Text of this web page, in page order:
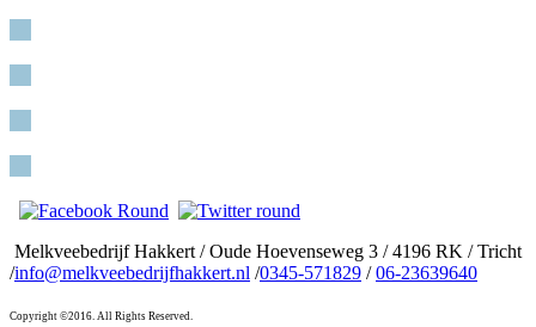
Melkveebedrijf Hakkert / Oude Hoevenseweg 3 / 4196 RK / Tricht
/info@melkveebedrijfhakkert.nl /0345-571829 /06-23639640
Copyright ©2016. All Rights Reserved.